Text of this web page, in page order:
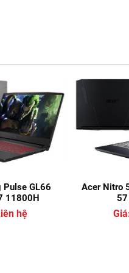
Pulse GL66
11800H
hệ
Acer Nitro